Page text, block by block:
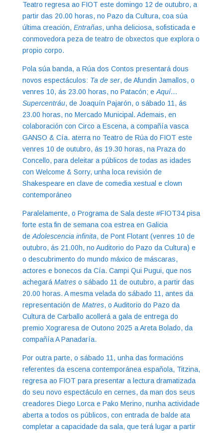
Teatro regresa ao FIOT este domingo 12 de outubro, a
partir das 20.00 horas, no Pazo da Cultura, coa súa
última creación, Entrañas, unha deliciosa, sofisticada e
conmovedora peza de teatro de obxectos que explora o
propio corpo.
Pola súa banda, a Rúa dos Contos presentará dous
novos espectáculos: Ta de ser, de Afundin Jamallos, o
venres 10, ás 23.00 horas, no Patacón; e Aquí…
Supercentráu, de Joaquín Pajarón, o sábado 11, ás
23.00 horas, no Mercado Municipal. Ademais, en
colaboración con Circo a Escena, a compañía vasca
GANSO & Cía. aterra no Teatro de Rúa do FIOT este
venres 10 de outubro, ás 19.30 horas, na Praza do
Concello, para deleitar a públicos de todas as idades
con Welcome & Sorry, unha loca revisión de
Shakespeare en clave de comedia xestual e clown
contemporáneo
Paralelamente, o Programa de Sala deste #FIOT34 pisa
forte esta fin de semana coa estrea en Galicia
de Adolescencia infinita, de Pont Flotant (venres 10 de
outubro, ás 21.00h, no Auditorio do Pazo da Cultura) e
o descubrimento do mundo máxico de máscaras,
actores e bonecos da Cía. Campi Qui Pugui, que nos
achegará Matreso sábado 11 de outubro, a partir das
20.00 horas. A mesma velada do sábado 11, antes da
representación de Matres, o Auditorio do Pazo da
Cultura de Carballo acollerá a gala de entrega do
premio Xograresa de Outono 2025 a Areta Bolado, da
compañía A Panadaría.
Por outra parte, o sábado 11, unha das formacións
referentes da escena contemporánea española, Titzina,
regresa ao FIOT para presentar a lectura dramatizada
do seu novo espectáculo en cernes, da man dos seus
creadores Diego Lorca e Pako Merino, nunha actividade
aberta a todos os públicos, con entrada de balde ata
completar a capacidade da sala, que terá lugar a partir